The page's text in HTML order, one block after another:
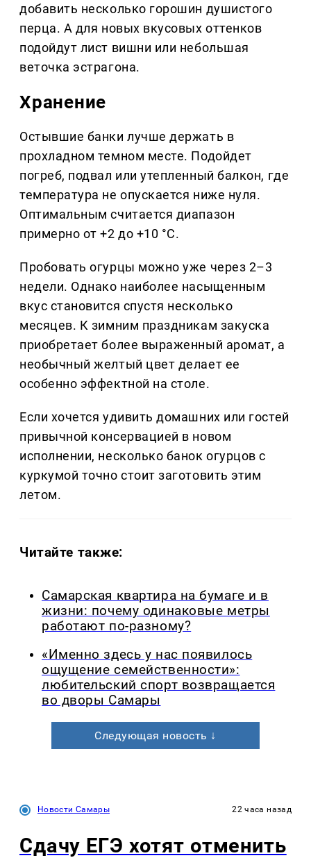
добавить несколько горошин душистого
перца. А для новых вкусовых оттенков
подойдут лист вишни или небольшая
веточка эстрагона.
Хранение
Остывшие банки лучше держать в
прохладном темном месте. Подойдет
погреб, подвал или утепленный балкон, где
температура не опускается ниже нуля.
Оптимальным считается диапазон
примерно от +2 до +10 °C.
Пробовать огурцы можно уже через 2–3
недели. Однако наиболее насыщенным
вкус становится спустя несколько
месяцев. К зимним праздникам закуска
приобретает более выраженный аромат, а
необычный желтый цвет делает ее
особенно эффектной на столе.
Если хочется удивить домашних или гостей
привычной консервацией в новом
исполнении, несколько банок огурцов с
куркумой точно стоит заготовить этим
летом.
Читайте также:
Самарская квартира на бумаге и в
жизни: почему одинаковые метры
работают по-разному?
«Именно здесь у нас появилось
ощущение семейственности»:
любительский спорт возвращается
во дворы Самары
Следующая новость ↓
Новости Самары 22 часа назад
Сдачу ЕГЭ хотят отменить